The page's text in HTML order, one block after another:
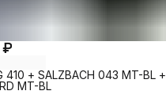
₽
410 + SALZBACH 043 MT-BL +
MT-BL